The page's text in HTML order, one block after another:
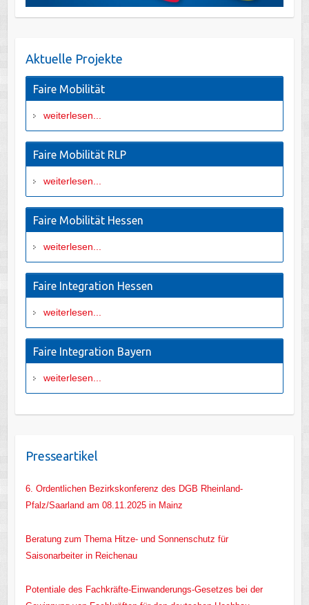
Aktuelle Projekte
Faire Mobilität
weiterlesen...
Faire Mobilität RLP
weiterlesen...
Faire Mobilität Hessen
weiterlesen...
Faire Integration Hessen
weiterlesen...
Faire Integration Bayern
weiterlesen...
Presseartikel
6. Ordentlichen Bezirkskonferenz des DGB Rheinland-
Pfalz/Saarland am 08.11.2025 in Mainz
Beratung zum Thema Hitze- und Sonnenschutz für
Saisonarbeiter in Reichenau
Potentiale des Fachkräfte-Einwanderungs-Gesetzes bei der